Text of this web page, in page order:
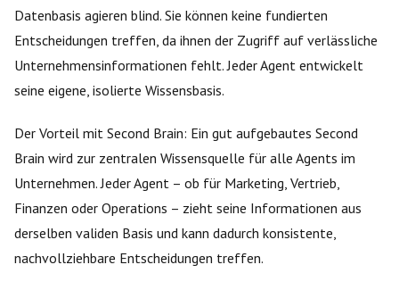
Datenbasis agieren blind. Sie können keine fundierten
Entscheidungen treffen, da ihnen der Zugriff auf verlässliche
Unternehmensinformationen fehlt. Jeder Agent entwickelt
seine eigene, isolierte Wissensbasis.
Der Vorteil mit Second Brain: Ein gut aufgebautes Second
Brain wird zur zentralen Wissensquelle für alle Agents im
Unternehmen. Jeder Agent – ob für Marketing, Vertrieb,
Finanzen oder Operations – zieht seine Informationen aus
derselben validen Basis und kann dadurch konsistente,
nachvollziehbare Entscheidungen treffen.